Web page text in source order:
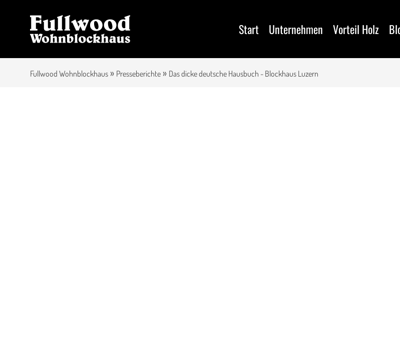
Start Unternehmen Vorteil Holz
Fullwood Wohnblockhaus » Presseberichte » Das dicke deutsche Hausbuch - Blockhaus Luzern